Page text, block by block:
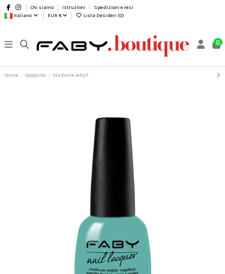
Chi siamo Istruzioni
Spedizioni e resi
Italiano
EUR € Lista Desideri (0)
0
Home Opposite Madame Jekyll